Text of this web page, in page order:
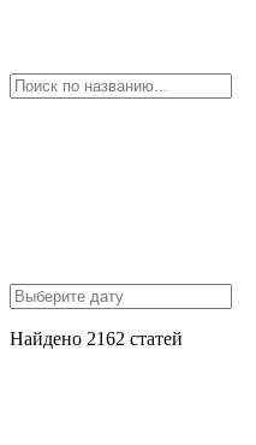
Найдено 2162 статей